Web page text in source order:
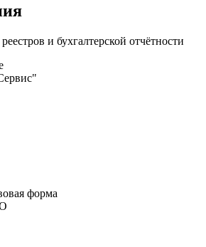
и бухгалтерской отчётности
форма